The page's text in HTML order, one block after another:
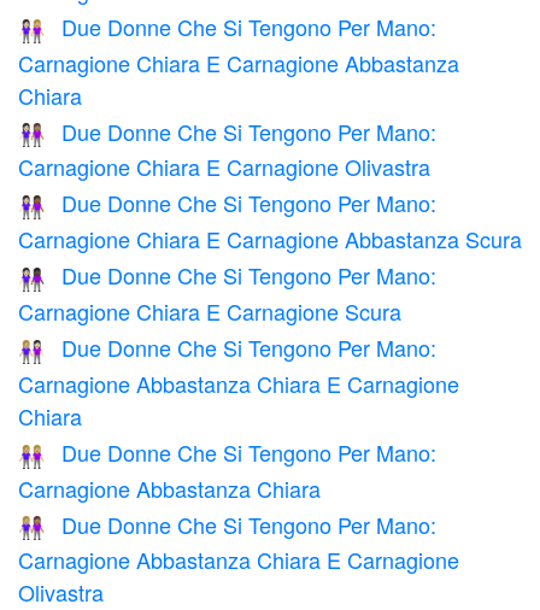
👩🏻‍🤝‍👩🏼
Due Donne Che Si Tengono Per Mano:
Carnagione Chiara E Carnagione Abbastanza
Chiara
👩🏻‍🤝‍👩🏽
Due Donne Che Si Tengono Per Mano:
Carnagione Chiara E Carnagione Olivastra
👩🏻‍🤝‍👩🏾
Due Donne Che Si Tengono Per Mano:
Carnagione Chiara E Carnagione Abbastanza Scura
👩🏻‍🤝‍👩🏿
Due Donne Che Si Tengono Per Mano:
Carnagione Chiara E Carnagione Scura
👩🏼‍🤝‍👩🏻
Due Donne Che Si Tengono Per Mano:
Carnagione Abbastanza Chiara E Carnagione
Chiara
👭🏼
Due Donne Che Si Tengono Per Mano:
Carnagione Abbastanza Chiara
👩🏼‍🤝‍👩🏽
Due Donne Che Si Tengono Per Mano:
Carnagione Abbastanza Chiara E Carnagione
Olivastra